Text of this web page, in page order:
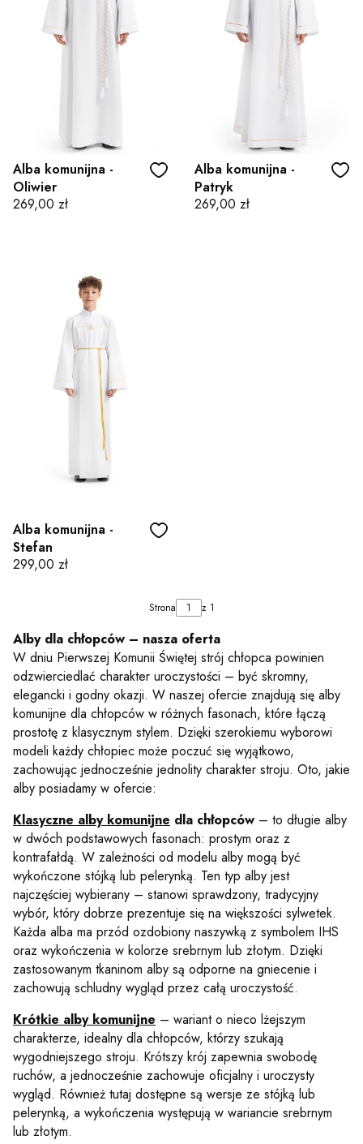
Alba komunijna -
Oliwier
Cena
269,00 zł
Alba komunijna -
Patryk
Cena
269,00 zł
Alba komunijna -
Stefan
Cena
299,00 zł
Strona z 1
Alby dla chłopców – nasza oferta
W dniu Pierwszej Komunii Świętej strój chłopca powinien
odzwierciedlać charakter uroczystości – być skromny,
elegancki i godny okazji. W naszej ofercie znajdują się alby
komunijne dla chłopców w różnych fasonach, które łączą
prostotę z klasycznym stylem. Dzięki szerokiemu wyborowi
modeli każdy chłopiec może poczuć się wyjątkowo,
zachowując jednocześnie jednolity charakter stroju. Oto, jakie
alby posiadamy w ofercie:
Klasyczne alby komunijne dla chłopców – to długie alby
w dwóch podstawowych fasonach: prostym oraz z
kontrafałdą. W zależności od modelu alby mogą być
wykończone stójką lub pelerynką. Ten typ alby jest
najczęściej wybierany – stanowi sprawdzony, tradycyjny
wybór, który dobrze prezentuje się na większości sylwetek.
Każda alba ma przód ozdobiony naszywką z symbolem IHS
oraz wykończenia w kolorze srebrnym lub złotym. Dzięki
zastosowanym tkaninom alby są odporne na gniecenie i
zachowują schludny wygląd przez całą uroczystość.
Krótkie alby komunijne – wariant o nieco lżejszym
charakterze, idealny dla chłopców, którzy szukają
wygodniejszego stroju. Krótszy krój zapewnia swobodę
ruchów, a jednocześnie zachowuje oficjalny i uroczysty
wygląd. Również tutaj dostępne są wersje ze stójką lub
pelerynką, a wykończenia występują w wariancie srebrnym
lub złotym.